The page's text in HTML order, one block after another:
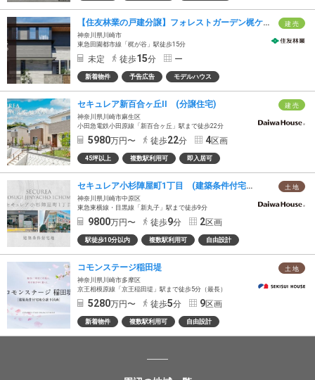
建 売
【住友林業の戸建分譲】フォレストガーデン梶ケ谷
神奈川県川崎市
東急田園都市線「梶が谷」駅徒歩15分
未定 徒歩15分 ー
新着物件 予告広告 モデルハウス
建 売
セキュレア新百合ヶ丘II (分譲住宅)
神奈川県川崎市麻生区
小田急電鉄小田原線「新百合ヶ丘」駅まで徒歩22分
5980万円〜 徒歩22分 4区画
45坪以上 複数駅利用可 即入居可
土 地
セキュレア小杉陣屋町1丁目 (建築条件付宅地分譲)
神奈川県川崎市中原区
東急東横線・目黒線「新丸子」駅まで徒歩9分
9800万円〜 徒歩9分 2区画
駅徒歩10分以内 複数駅利用可 自由設計
土 地
コモンステージ稲田堤
神奈川県川崎市多摩区
京王相模原線「京王稲田堤」駅まで徒歩5分（最長）
5280万円〜 徒歩5分 9区画
新着物件 複数駅利用可 自由設計